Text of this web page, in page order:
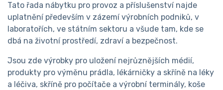
Tato řada nábytku pro provoz a příslušenství najde
uplatnění především v zázemí výrobních podniků, v
laboratořích, ve státním sektoru a všude tam, kde se
dbá na životní prostředí, zdraví a bezpečnost.
Jsou zde výrobky pro uložení nejrůznějších médií,
produkty pro výměnu prádla, lékárničky a skříně na léky
a léčiva, skříně pro počítače a výrobní terminály, koše